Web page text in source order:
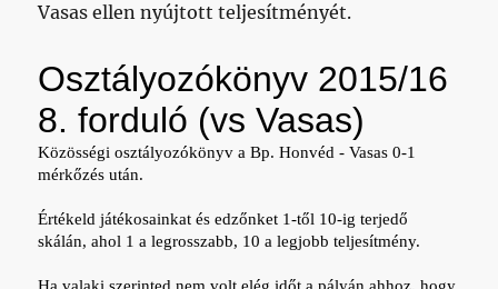
Vasas ellen nyújtott teljesítményét.